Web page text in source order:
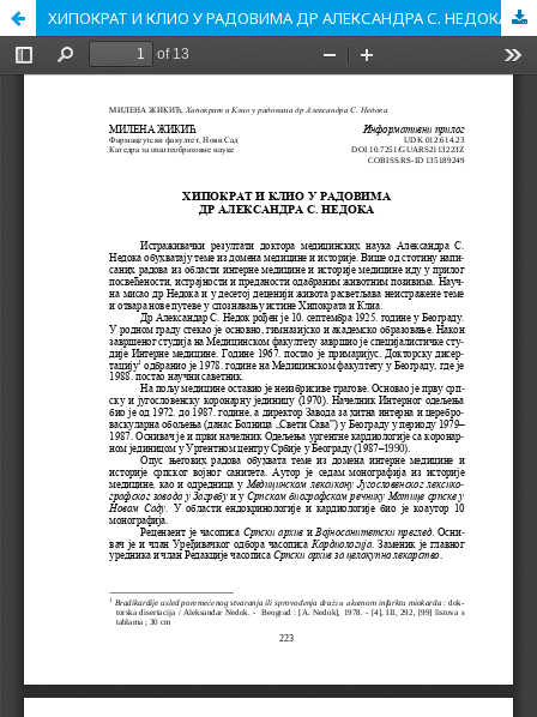
ХИПОКРАТ И КЛИО У РАДОВИМА ДР АЛЕКСАНДРА С. НЕДОКА